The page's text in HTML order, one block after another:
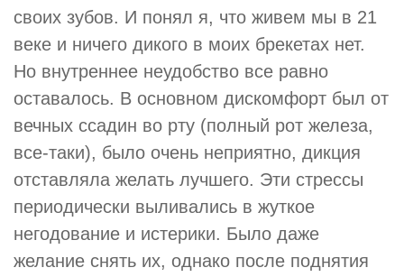
своих зубов. И понял я, что живем мы в 21
веке и ничего дикого в моих брекетах нет.
Но внутреннее неудобство все равно
оставалось. В основном дискомфорт был от
вечных ссадин во рту (полный рот железа,
все-таки), было очень неприятно, дикция
отставляла желать лучшего. Эти стрессы
периодически выливались в жуткое
негодование и истерики. Было даже
желание снять их, однако после поднятия